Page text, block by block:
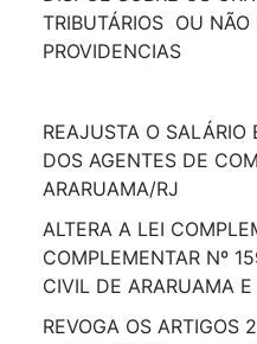
TRIBUTÁRIOS OU
PROVIDENCIAS
REAJUSTA O
DOS AGENTES DE
ARARUAMA/RJ
ALTERA A LEI
COMPLEMENTAR Nº
CIVIL DE ARARUAMA
REVOGA OS